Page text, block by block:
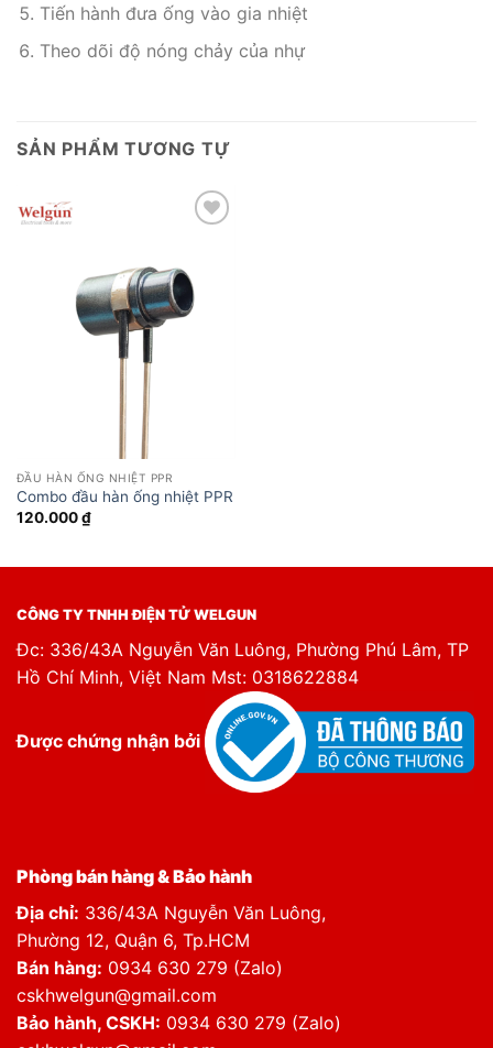
Tiến hành đưa ống vào gia nhiệt
Theo dõi độ nóng chảy của nhự
SẢN PHẨM TƯƠNG TỰ
ĐẦU HÀN ỐNG NHIỆT PPR
Combo đầu hàn ống nhiệt PPR
120.000₫
CÔNG TY TNHH ĐIỆN TỬ WELGUN
Đc: 336/43A Nguyễn Văn Luông, Phường Phú Lâm, TP
Hồ Chí Minh, Việt Nam Mst: 0318622884
Được chứng nhận bởi
Phòng bán hàng & Bảo hành
Địa chỉ: 336/43A Nguyễn Văn Luông,
Phường 12, Quận 6, Tp.HCM
Bán hàng: 0934 630 279 (Zalo)
cskhwelgun@gmail.com
Bảo hành, CSKH: 0934 630 279 (Zalo)